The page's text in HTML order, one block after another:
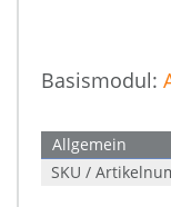
Basismodul:
Allgemein
SKU /